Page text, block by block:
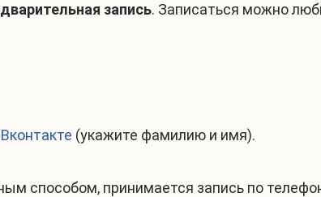
запись. Записаться можно
Вконтакте (укажите фамилию и имя).
способом, принимается запись по